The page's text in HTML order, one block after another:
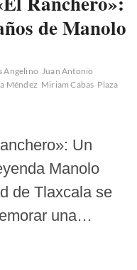
de Manolo
Angelino Juan Antonio
Méndez Miriam Cabas Plaza
Un
Manolo
de Tlaxcala se
una…